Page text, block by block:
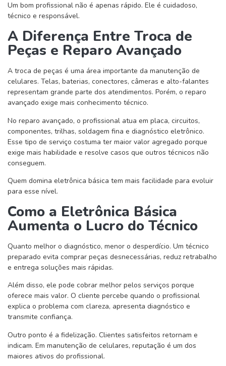
Um bom profissional não é apenas rápido. Ele é cuidadoso,
técnico e responsável.
A Diferença Entre Troca de
Peças e Reparo Avançado
A troca de peças é uma área importante da manutenção de
celulares. Telas, baterias, conectores, câmeras e alto-falantes
representam grande parte dos atendimentos. Porém, o reparo
avançado exige mais conhecimento técnico.
No reparo avançado, o profissional atua em placa, circuitos,
componentes, trilhas, soldagem fina e diagnóstico eletrônico.
Esse tipo de serviço costuma ter maior valor agregado porque
exige mais habilidade e resolve casos que outros técnicos não
conseguem.
Quem domina eletrônica básica tem mais facilidade para evoluir
para esse nível.
Como a Eletrônica Básica
Aumenta o Lucro do Técnico
Quanto melhor o diagnóstico, menor o desperdício. Um técnico
preparado evita comprar peças desnecessárias, reduz retrabalho
e entrega soluções mais rápidas.
Além disso, ele pode cobrar melhor pelos serviços porque
oferece mais valor. O cliente percebe quando o profissional
explica o problema com clareza, apresenta diagnóstico e
transmite confiança.
Outro ponto é a fidelização. Clientes satisfeitos retornam e
indicam. Em manutenção de celulares, reputação é um dos
maiores ativos do profissional.